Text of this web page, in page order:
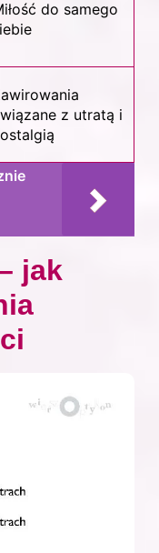
do samego
z utratą i
jak